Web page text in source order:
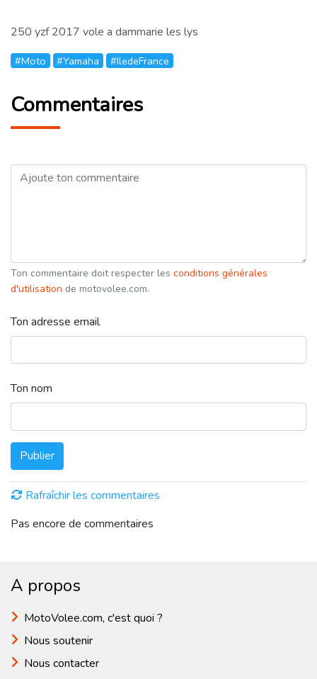
250 yzf 2017 vole a dammarie les lys
#Moto #Yamaha #IledeFrance
Commentaires
Ton commentaire doit respecter les conditions générales
d'utilisation de motovolee.com.
Ton adresse email
Ton nom
Publier
Rafraîchir les commentaires
Pas encore de commentaires
A propos
MotoVolee.com, c'est quoi ?
Nous soutenir
Nous contacter